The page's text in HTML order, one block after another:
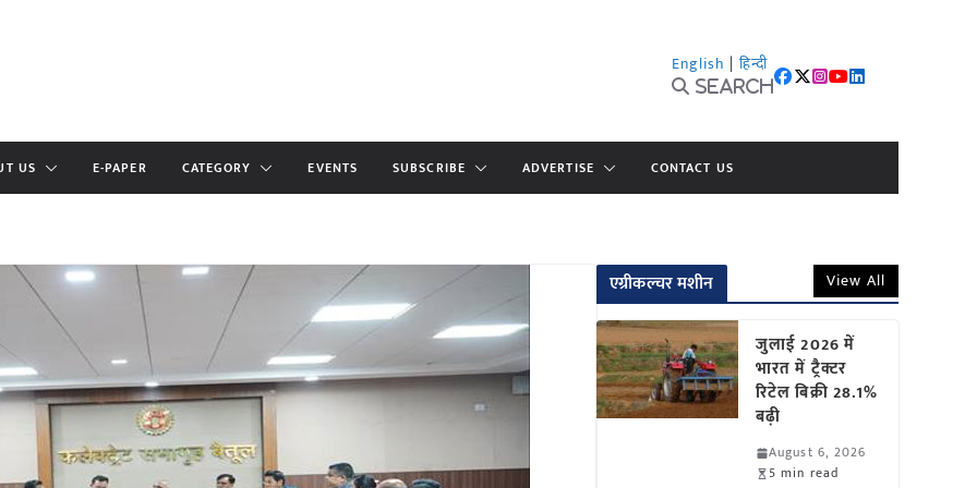
English | हिन्दी
Search
US E-PAPER CATEGORY EVENTS SUBSCRIBE ADVERTISE CONTACT US
एग्रीकल्चर मशीन View All
जुलाई 2026 में
भारत में ट्रैक्टर
रिटेल बिक्री 28.1%
बढ़ी
August 6, 2026
5 min read